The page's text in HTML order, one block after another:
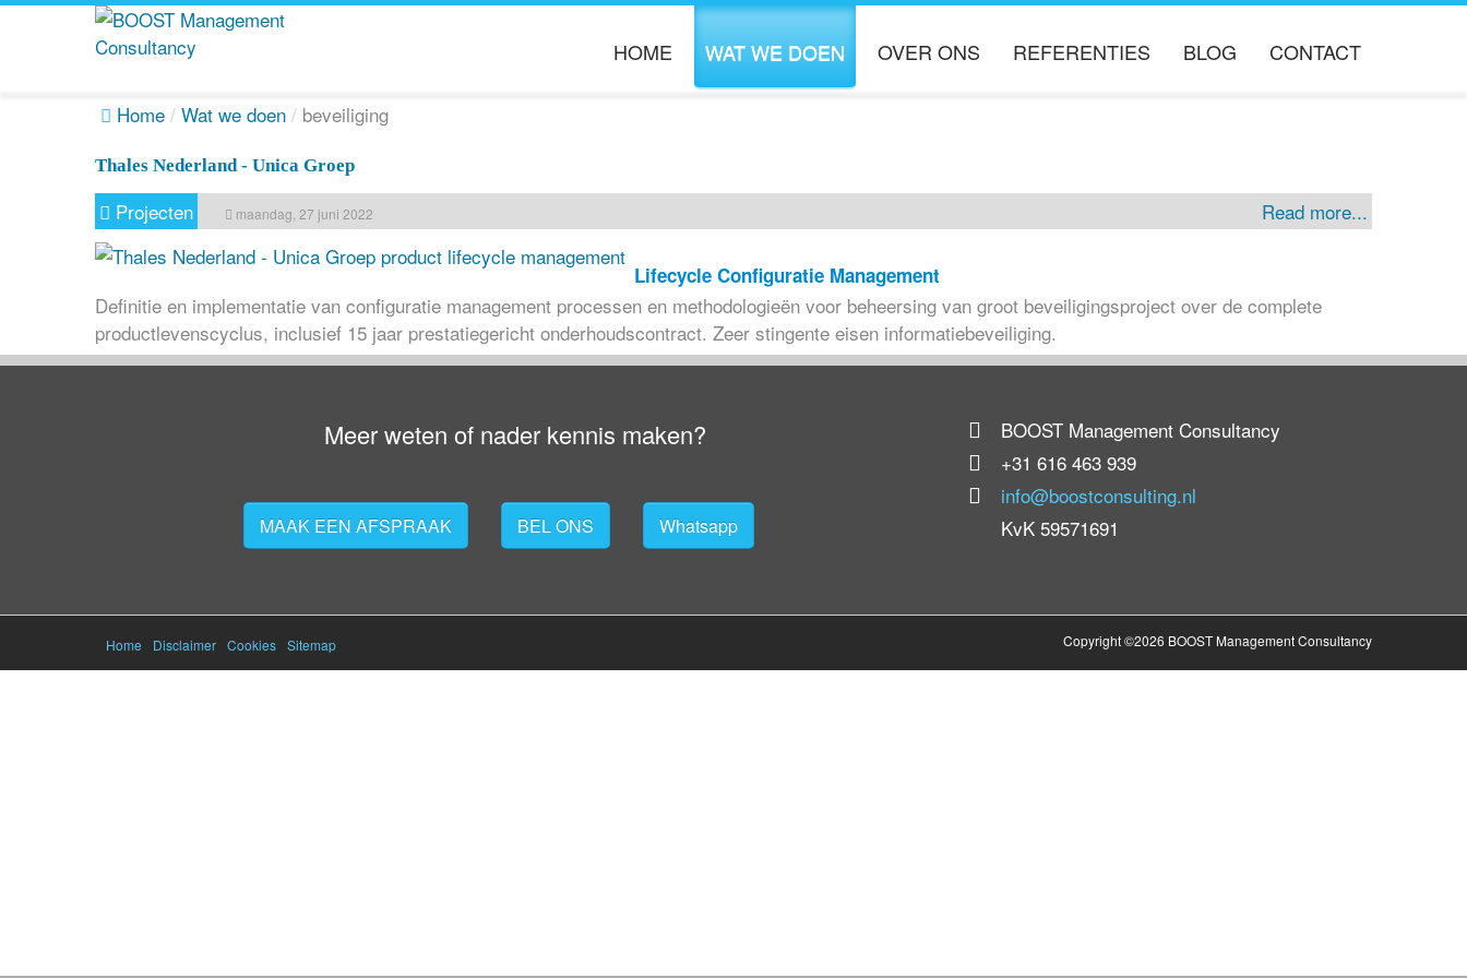
HOME WAT WE DOEN
ORGANISATIE DOORLICHTING
OVER ONS REFERENTIES BLOG CONTACT
Home / Wat we doen / beveiliging
Thales Nederland - Unica Groep
Projecten maandag, 27 juni 2022 Read more...
Lifecycle Configuratie Management
Definitie en implementatie van configuratie management processen en methodologieën voor beheersing van groot beveiligingsproject over de complete
productlevenscyclus, inclusief 15 jaar prestatiegericht onderhoudscontract. Zeer stingente eisen informatiebeveiliging.
Meer weten of nader kennis maken?
MAAK EEN AFSPRAAK BEL ONS Whatsapp
BOOST Management Consultancy
+31 616 463 939
info@boostconsulting.nl
KvK 59571691
Home Disclaimer Cookies Sitemap Copyright ©2026 BOOST Management Consultancy